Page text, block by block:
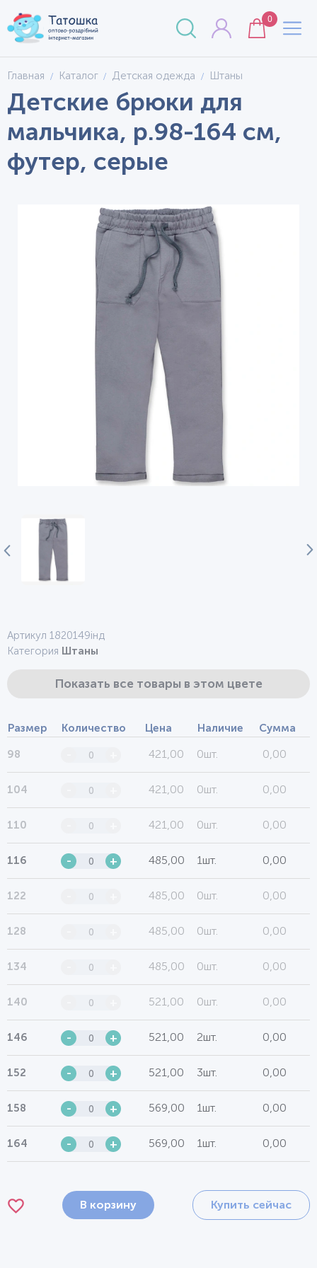
0
Главная Каталог Детская одежда Штаны
Детские брюки для
мальчика, р.98-164 см,
футер, серые
Артикул 1820149інд
Категория Штаны
Показать все товары в этом цвете
Размер Количество Цена Наличие Сумма
98 421,00 0шт. 0,00
104 421,00 0шт. 0,00
110 421,00 0шт. 0,00
116 - + 485,00 1шт. 0,00
122 485,00 0шт. 0,00
128 485,00 0шт. 0,00
134 485,00 0шт. 0,00
140 521,00 0шт. 0,00
146 - + 521,00 2шт. 0,00
152 - + 521,00 3шт. 0,00
158 - + 569,00 1шт. 0,00
164 - + 569,00 1шт. 0,00
В корзину Купить сейчас